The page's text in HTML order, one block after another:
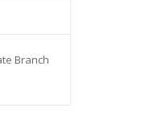
Branch